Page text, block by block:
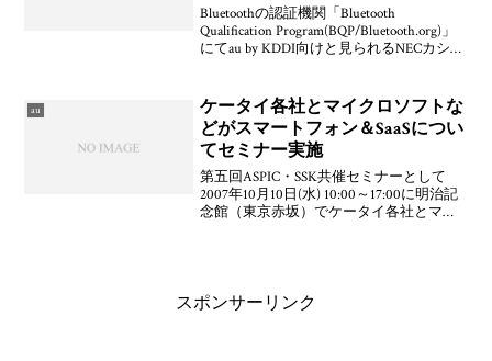
Bluetoothの認証機関「Bluetooth
Qualification Program(BQP/Bluetooth.org)」
にてau by KDDI向けと見られるNECカシオ
au
ケータイ各社とマイクロソフトな
どがスマートフォン＆SaaSについ
てセミナー実施
第五回ASPIC・SSK共催セミナーとして
2007年10月10日(水) 10:00～17:00に明治記
念館（東京赤坂）でケータイ各社とマイ
スポンサーリンク